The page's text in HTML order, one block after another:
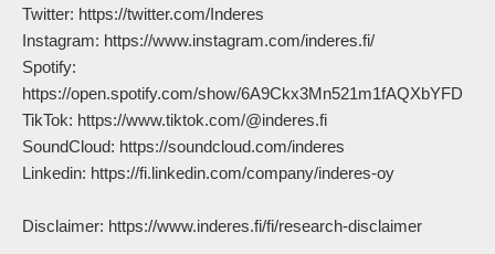
Twitter: https://twitter.com/Inderes
Instagram: https://www.instagram.com/inderes.fi/
Spotify:
https://open.spotify.com/show/6A9Ckx3Mn521m1fAQXbYFD
TikTok: https://www.tiktok.com/@inderes.fi
SoundCloud: https://soundcloud.com/inderes
Linkedin: https://fi.linkedin.com/company/inderes-oy